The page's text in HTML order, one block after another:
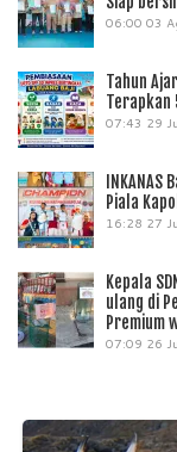
06:00 03
Tahun
Terapkan
07:43 29
Piala
16:28 27
Kepala
ulang di
Premium
07:09 26